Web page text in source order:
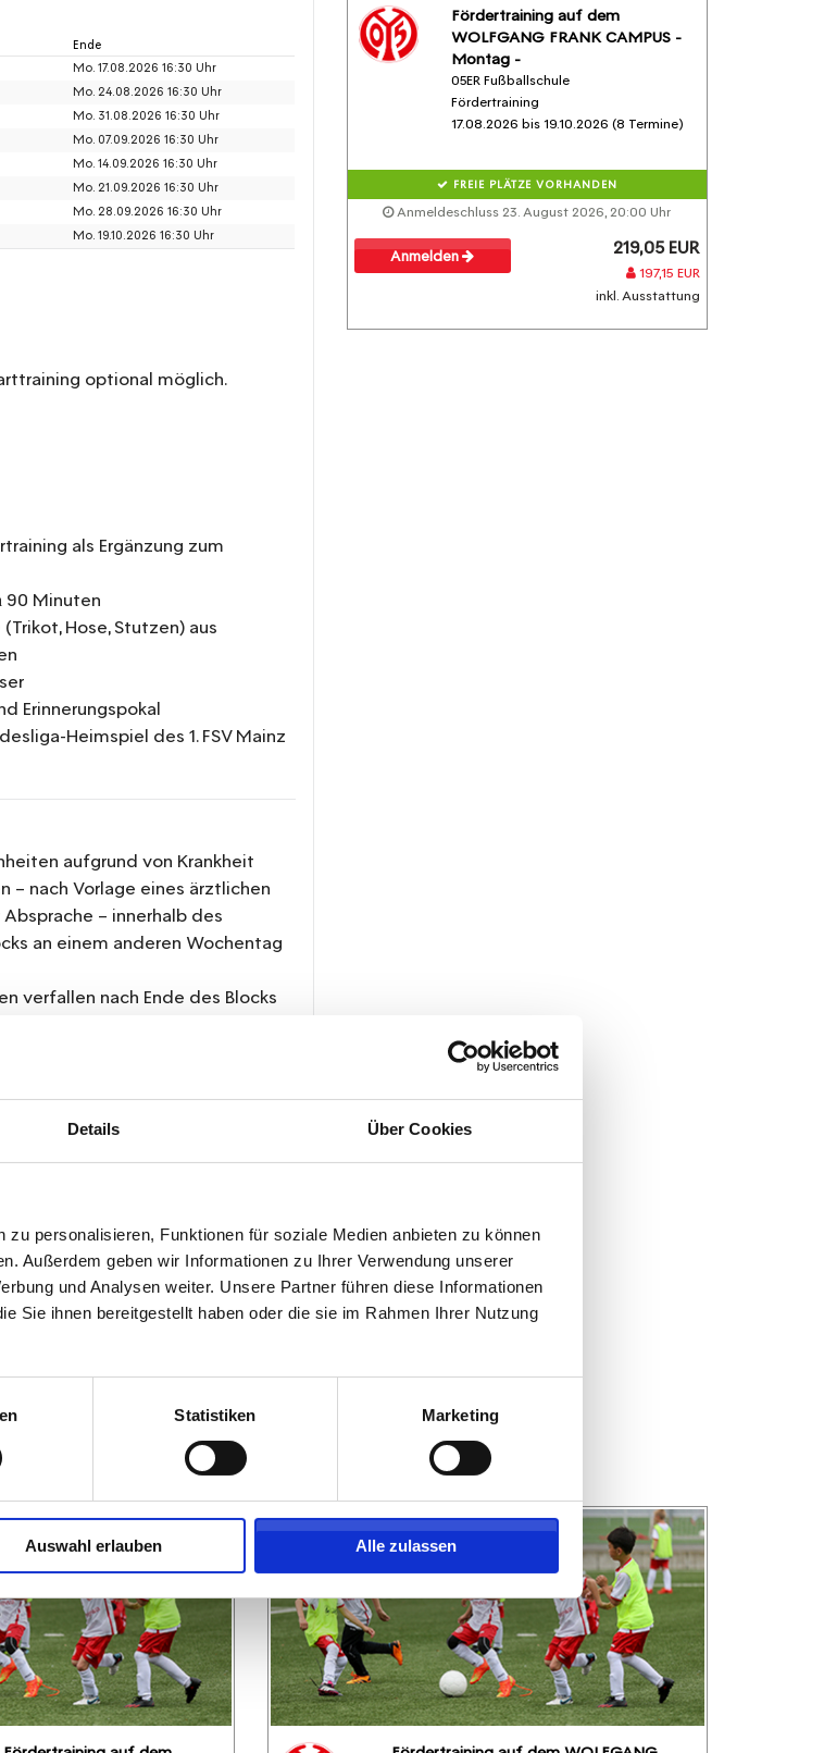
Details Über Cookies
personalisieren, Funktionen für soziale Medien anbieten zu können
Außerdem geben wir Informationen zu Ihrer Verwendung unserer
und Analysen weiter. Unsere Partner führen diese Informationen
Sie ihnen bereitgestellt haben oder die sie im Rahmen Ihrer Nutzung
Statistiken Marketing
Auswahl erlauben Alle zulassen
Ende
Mo. 17.08.2026 16:30 Uhr
Mo. 24.08.2026 16:30 Uhr
Mo. 31.08.2026 16:30 Uhr
Mo. 07.09.2026 16:30 Uhr
Mo. 14.09.2026 16:30 Uhr
Mo. 21.09.2026 16:30 Uhr
Mo. 28.09.2026 16:30 Uhr
Mo. 19.10.2026 16:30 Uhr
optional möglich.
als Ergänzung zum
90 Minuten
Hose, Stutzen) aus
Erinnerungspokal
Heimspiel des 1. FSV Mainz
aufgrund von Krankheit
– nach Vorlage eines ärztlichen
– innerhalb des
an einem anderen Wochentag
verfallen nach Ende des Blocks
bei Rückfragen zur Buchung und
Fördertraining auf dem
WOLFGANG FRANK CAMPUS -
Montag -
05ER Fußballschule
Fördertraining
17.08.2026 bis 19.10.2026 (8 Termine)
FREIE PLÄTZE VORHANDEN
Anmeldeschluss 23. August 2026, 20:00 Uhr
Anmelden 219,05 EUR
197,15 EUR
inkl. Ausstattung
dich auch interessieren